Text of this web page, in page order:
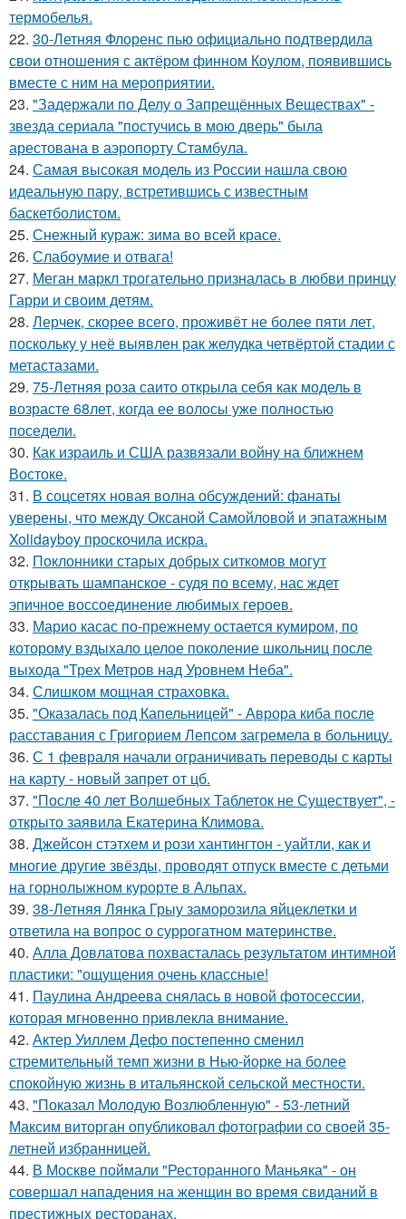
термобелья.
22. 30-Летняя Флоренс пью официально подтвердила
свои отношения с актёром финном Коулом, появившись
вместе с ним на мероприятии.
23. "Задержали по Делу о Запрещённых Веществах" -
звезда сериала "постучись в мою дверь" была
арестована в аэропорту Стамбула.
24. Самая высокая модель из России нашла свою
идеальную пару, встретившись с известным
баскетболистом.
25. Снежный кураж: зима во всей красе.
26. Слабоумие и отвага!
27. Меган маркл трогательно призналась в любви принцу
Гарри и своим детям.
28. Лерчек, скорее всего, проживёт не более пяти лет,
поскольку у неё выявлен рак желудка четвёртой стадии с
метастазами.
29. 75-Летняя роза саито открыла себя как модель в
возрасте 68лет, когда ее волосы уже полностью
поседели.
30. Как израиль и США развязали войну на ближнем
Востоке.
31. В соцсетях новая волна обсуждений: фанаты
уверены, что между Оксаной Самойловой и эпатажным
Xolidayboy проскочила искра.
32. Поклонники старых добрых ситкомов могут
открывать шампанское - судя по всему, нас ждет
эпичное воссоединение любимых героев.
33. Марио касас по-прежнему остается кумиром, по
которому вздыхало целое поколение школьниц после
выхода "Трех Метров над Уровнем Неба".
34. Слишком мощная страховка.
35. "Оказалась под Капельницей" - Аврора киба после
расставания с Григорием Лепсом загремела в больницу.
36. С 1 февраля начали ограничивать переводы с карты
на карту - новый запрет от цб.
37. "После 40 лет Волшебных Таблеток не Существует", -
открыто заявила Екатерина Климова.
38. Джейсон стэтхем и рози хантингтон - уайтли, как и
многие другие звёзды, проводят отпуск вместе с детьми
на горнолыжном курорте в Альпах.
39. 38-Летняя Лянка Грыу заморозила яйцеклетки и
ответила на вопрос о суррогатном материнстве.
40. Алла Довлатова похвасталась результатом интимной
пластики: "ощущения очень классные!
41. Паулина Андреева снялась в новой фотосессии,
которая мгновенно привлекла внимание.
42. Актер Уиллем Дефо постепенно сменил
стремительный темп жизни в Нью-йорке на более
спокойную жизнь в итальянской сельской местности.
43. "Показал Молодую Возлюбленную" - 53-летний
Максим виторган опубликовал фотографии со своей 35-
летней избранницей.
44. В Москве поймали "Ресторанного Маньяка" - он
совершал нападения на женщин во время свиданий в
престижных ресторанах.